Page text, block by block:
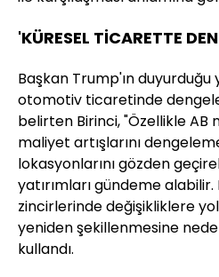
'KÜRESEL TİCARETTE
Başkan Trump'ın
otomotiv ticaretinde
belirten Birinci, "Özellikle AB
maliyet artışlarını
lokasyonlarını gözden
yatırımları gündeme
zincirlerinde değişikliklere
yeniden şekillenmesine
kullandı.